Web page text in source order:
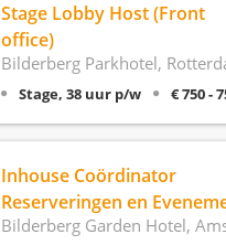
Stage Lobby Host (Front
office)
Bilderberg Parkhotel,
Stage, 38 uur p/w € 750 -
Inhouse Coördinator
Reserveringen en
Bilderberg Garden Hotel,